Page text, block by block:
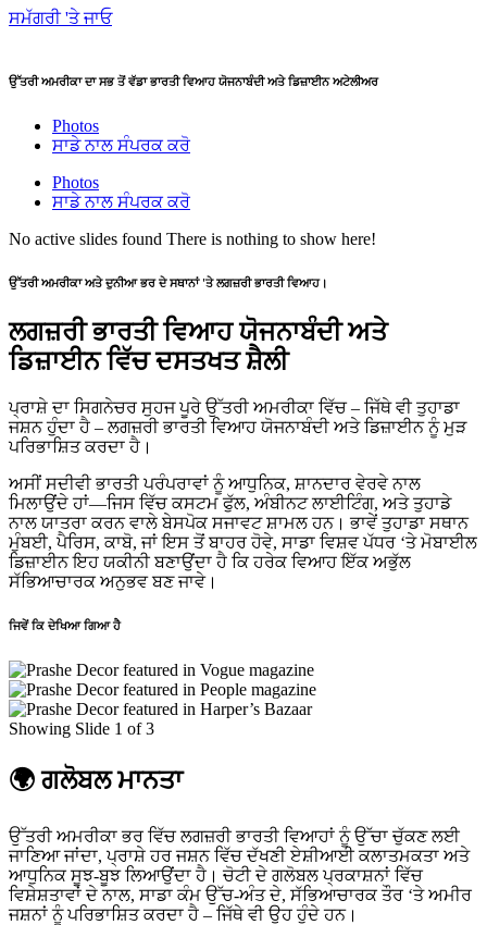
ਸਮੱਗਰੀ 'ਤੇ ਜਾਓ
ਉੱਤਰੀ ਅਮਰੀਕਾ ਦਾ ਸਭ ਤੋਂ ਵੱਡਾ ਭਾਰਤੀ ਵਿਆਹ ਯੋਜਨਾਬੰਦੀ ਅਤੇ ਡਿਜ਼ਾਈਨ ਅਟੇਲੀਅਰ
Photos
ਸਾਡੇ ਨਾਲ ਸੰਪਰਕ ਕਰੋ
Photos
ਸਾਡੇ ਨਾਲ ਸੰਪਰਕ ਕਰੋ
No active slides found There is nothing to show here!
ਉੱਤਰੀ ਅਮਰੀਕਾ ਅਤੇ ਦੁਨੀਆ ਭਰ ਦੇ ਸਥਾਨਾਂ 'ਤੇ ਲਗਜ਼ਰੀ ਭਾਰਤੀ ਵਿਆਹ।
ਲਗਜ਼ਰੀ ਭਾਰਤੀ ਵਿਆਹ ਯੋਜਨਾਬੰਦੀ ਅਤੇ
ਡਿਜ਼ਾਈਨ ਵਿੱਚ ਦਸਤਖਤ ਸ਼ੈਲੀ
ਪ੍ਰਾਸ਼ੇ ਦਾ ਸਿਗਨੇਚਰ ਸੁਹਜ ਪੂਰੇ ਉੱਤਰੀ ਅਮਰੀਕਾ ਵਿੱਚ – ਜਿੱਥੇ ਵੀ ਤੁਹਾਡਾ
ਜਸ਼ਨ ਹੁੰਦਾ ਹੈ – ਲਗਜ਼ਰੀ ਭਾਰਤੀ ਵਿਆਹ ਯੋਜਨਾਬੰਦੀ ਅਤੇ ਡਿਜ਼ਾਈਨ ਨੂੰ ਮੁੜ
ਪਰਿਭਾਸ਼ਿਤ ਕਰਦਾ ਹੈ।
ਅਸੀਂ ਸਦੀਵੀ ਭਾਰਤੀ ਪਰੰਪਰਾਵਾਂ ਨੂੰ ਆਧੁਨਿਕ, ਸ਼ਾਨਦਾਰ ਵੇਰਵੇ ਨਾਲ
ਮਿਲਾਉਂਦੇ ਹਾਂ—ਜਿਸ ਵਿੱਚ ਕਸਟਮ ਫੁੱਲ, ਅੰਬੀਨਟ ਲਾਈਟਿੰਗ, ਅਤੇ ਤੁਹਾਡੇ
ਨਾਲ ਯਾਤਰਾ ਕਰਨ ਵਾਲੇ ਬੇਸਪੋਕ ਸਜਾਵਟ ਸ਼ਾਮਲ ਹਨ। ਭਾਵੇਂ ਤੁਹਾਡਾ ਸਥਾਨ
ਮੁੰਬਈ, ਪੈਰਿਸ, ਕਾਬੋ, ਜਾਂ ਇਸ ਤੋਂ ਬਾਹਰ ਹੋਵੇ, ਸਾਡਾ ਵਿਸ਼ਵ ਪੱਧਰ ‘ਤੇ ਮੋਬਾਈਲ
ਡਿਜ਼ਾਈਨ ਇਹ ਯਕੀਨੀ ਬਣਾਉਂਦਾ ਹੈ ਕਿ ਹਰੇਕ ਵਿਆਹ ਇੱਕ ਅਭੁੱਲ
ਸੱਭਿਆਚਾਰਕ ਅਨੁਭਵ ਬਣ ਜਾਵੇ।
ਜਿਵੇਂ ਕਿ ਦੇਖਿਆ ਗਿਆ ਹੈ
Showing Slide 1 of 3
🌍 ਗਲੋਬਲ ਮਾਨਤਾ
ਉੱਤਰੀ ਅਮਰੀਕਾ ਭਰ ਵਿੱਚ ਲਗਜ਼ਰੀ ਭਾਰਤੀ ਵਿਆਹਾਂ ਨੂੰ ਉੱਚਾ ਚੁੱਕਣ ਲਈ
ਜਾਣਿਆ ਜਾਂਦਾ, ਪ੍ਰਾਸ਼ੇ ਹਰ ਜਸ਼ਨ ਵਿੱਚ ਦੱਖਣੀ ਏਸ਼ੀਆਈ ਕਲਾਤਮਕਤਾ ਅਤੇ
ਆਧੁਨਿਕ ਸੂਝ-ਬੂਝ ਲਿਆਉਂਦਾ ਹੈ। ਚੋਟੀ ਦੇ ਗਲੋਬਲ ਪ੍ਰਕਾਸ਼ਨਾਂ ਵਿੱਚ
ਵਿਸ਼ੇਸ਼ਤਾਵਾਂ ਦੇ ਨਾਲ, ਸਾਡਾ ਕੰਮ ਉੱਚ-ਅੰਤ ਦੇ, ਸੱਭਿਆਚਾਰਕ ਤੌਰ ‘ਤੇ ਅਮੀਰ
ਜਸ਼ਨਾਂ ਨੂੰ ਪਰਿਭਾਸ਼ਿਤ ਕਰਦਾ ਹੈ – ਜਿੱਥੇ ਵੀ ਉਹ ਹੁੰਦੇ ਹਨ।